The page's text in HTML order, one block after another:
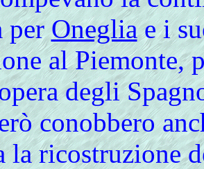
perOnegliae i
al Piemonte,
degli
conobbero
la ricostruzione